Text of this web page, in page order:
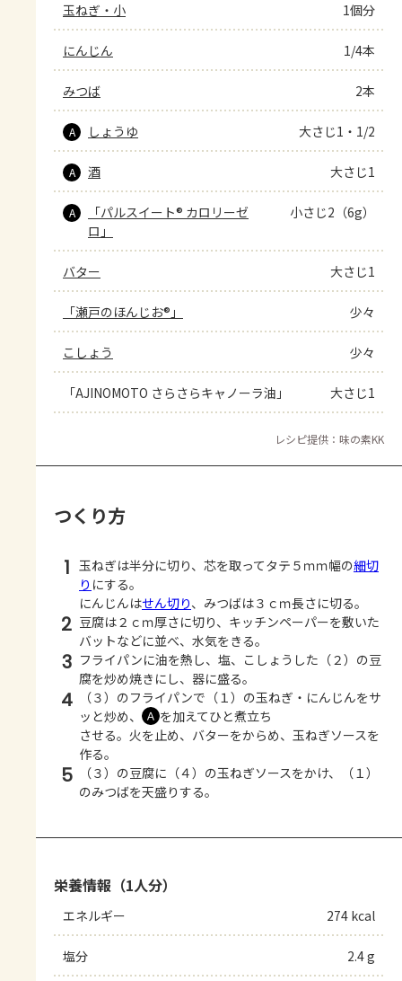
玉ねぎ・小 1個分
にんじん 1/4本
みつば 2本
A しょうゆ 大さじ1・1/2
A 酒 大さじ1
A
「パルスイート® カロリーゼ
ロ」
小さじ2（6g）
バター 大さじ1
「瀬戸のほんじお®」 少々
こしょう 少々
「AJINOMOTO さらさらキャノーラ油」 大さじ1
レシピ提供：味の素KK
つくり方
1 玉ねぎは半分に切り、芯を取ってタテ５ｍｍ幅の細切
り にする。
にんじんはせん切り、みつばは３ｃｍ長さに切る。
2 豆腐は２ｃｍ厚さに切り、キッチンペーパーを敷いた
バットなどに並べ、水気をきる。
3 フライパンに油を熱し、塩、こしょうした（２）の豆
腐を炒め焼きにし、器に盛る。
4
（３）のフライパンで（１）の玉ねぎ・にんじんをサ
ッと炒め、
Ａ を加えてひと煮立ち
させる。火を止め、バターをからめ、玉ねぎソースを
作る。
5
（３）の豆腐に（４）の玉ねぎソースをかけ、（１）
のみつばを天盛りする。
栄養情報（1人分）
エネルギー 274 kcal
塩分 2.4 g